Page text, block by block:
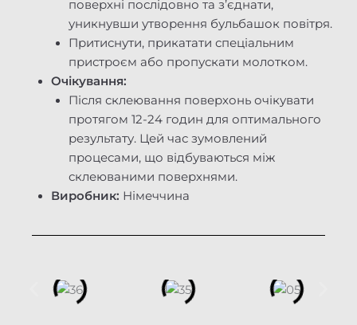
поверхні послідовно та з’єднати,
уникнувши утворення бульбашок повітря.
Притиснути, прикатати спеціальним
пристроєм або пропускати молотком.
Очікування:
Після склеювання поверхонь очікувати
протягом 12-24 годин для оптимального
результату. Цей час зумовлений
процесами, що відбуваються між
склеюваними поверхнями.
Виробник: Німеччина